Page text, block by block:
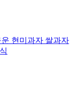
현미과자 쌀과자